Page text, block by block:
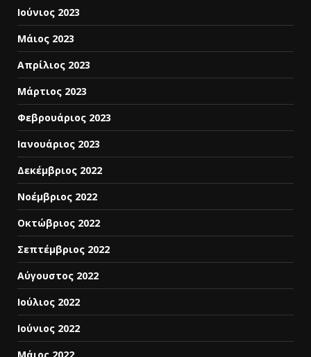
Ιούνιος 2023
Μάιος 2023
Απρίλιος 2023
Μάρτιος 2023
Φεβρουάριος 2023
Ιανουάριος 2023
Δεκέμβριος 2022
Νοέμβριος 2022
Οκτώβριος 2022
Σεπτέμβριος 2022
Αύγουστος 2022
Ιούλιος 2022
Ιούνιος 2022
Μάιος 2022